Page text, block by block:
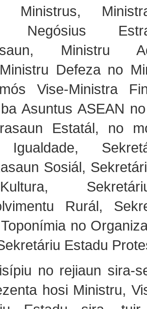
Ministrus,
Negósius
Ministru
Defeza no
Vise-Ministra
Asuntus ASEAN
Estatál, no
Igualdade,
Sosiál,
Rurál,
no
Estadu
no rejiaun sira-
hosi Ministru,